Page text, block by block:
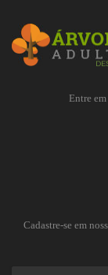
Entre
Cadastre-se em